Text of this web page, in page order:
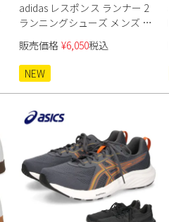
adidas レスポンス ランナー 2
ランニングシューズ メンズ レ
ディース
販売価格 ¥6,050税込
NEW